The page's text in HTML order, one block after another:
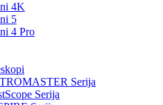
4K
5
4 Pro
Serija
Serija